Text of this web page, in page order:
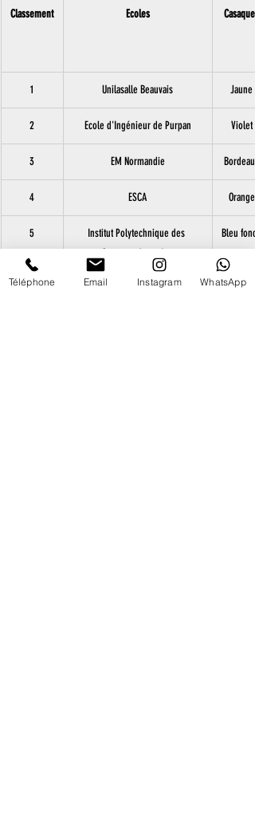
Classement Ecoles Casaques
1 Unilasalle Beauvais Jaune
2 Ecole d'Ingénieur de Purpan Violet
3 EM Normandie Bordeaux
4 ESCA Orange
5
Institut Polytechnique des
Sciences Avancées
Bleu foncé
6 ESCP Gris
Téléphone Email Instagram WhatsApp